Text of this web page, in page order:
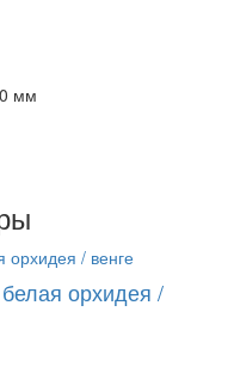
мм
орхидея /